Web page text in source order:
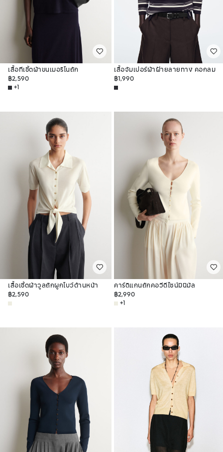
เสื้อทีเชิ้ตผ้าขนเมอริโนถัก
฿2,590
+1
เสื้อจัมเปอร์ผ้าฝ้ายลายทาง คอกลม
฿1,990
เสื้อเชิ้ตผ้าวูลถักผูกโบว์ด้านหน้า
฿2,590
คาร์ดิแกนถักคอวีดีไซน์มินิมัล
฿2,990
+1